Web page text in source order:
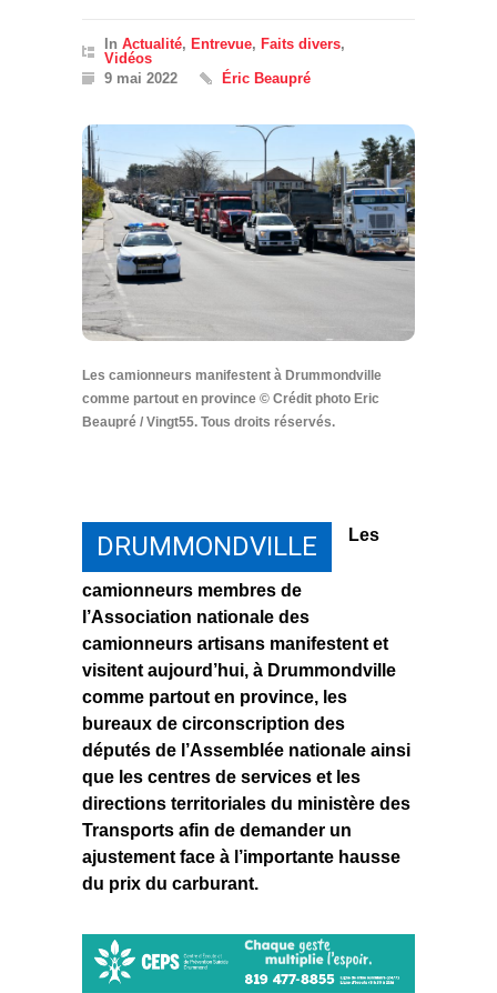
In Actualité, Entrevue, Faits divers,
Vidéos
9 mai 2022
Éric Beaupré
Les camionneurs manifestent à Drummondville
comme partout en province © Crédit photo Eric
Beaupré / Vingt55. Tous droits réservés.
DRUMMONDVILLE Les
camionneurs membres de
l’Association nationale des
camionneurs artisans manifestent et
visitent aujourd’hui, à Drummondville
comme partout en province, les
bureaux de circonscription des
députés de l’Assemblée nationale ainsi
que les centres de services et les
directions territoriales du ministère des
Transports afin de demander un
ajustement face à l’importante hausse
du prix du carburant.